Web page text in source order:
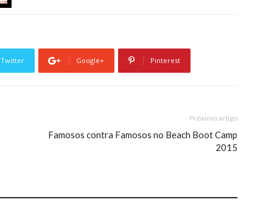
Twitter Google+ Pinterest
Próximo artigo
Famosos contra Famosos no Beach Boot Camp
2015